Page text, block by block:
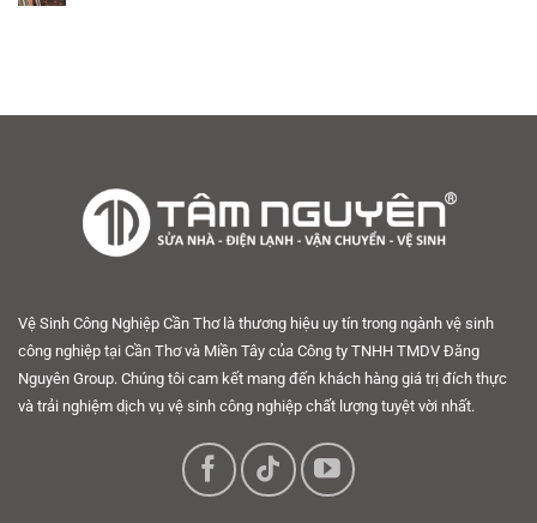
Vệ Sinh Công Nghiệp Cần Thơ là thương hiệu uy tín trong ngành vệ sinh
công nghiệp tại Cần Thơ và Miền Tây của Công ty TNHH TMDV Đăng
Nguyên Group. Chúng tôi cam kết mang đến khách hàng giá trị đích thực
và trải nghiệm dịch vụ vệ sinh công nghiệp chất lượng tuyệt vời nhất.